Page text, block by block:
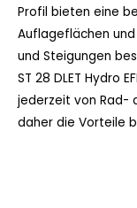
Profil bieten eine
Auflageflächen
und Steigungen
ST 28 DLET Hydro
jederzeit von Rad-
daher die Vorteile